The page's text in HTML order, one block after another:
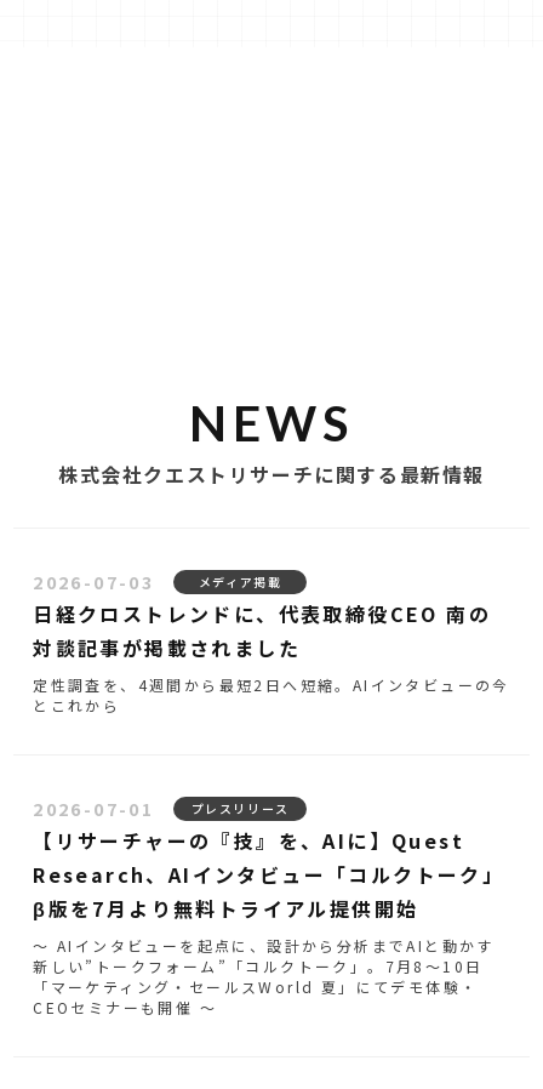
NEWS
株式会社クエストリサーチに関する最新情報
2026-07-03 メディア掲載
日経クロストレンドに、代表取締役CEO 南の
対談記事が掲載されました
定性調査を、4週間から最短2日へ短縮。AIインタビューの今
とこれから
2026-07-01 プレスリリース
【リサーチャーの『技』を、AIに】Quest
Research、AIインタビュー「コルクトーク」
β版を7月より無料トライアル提供開始
～ AIインタビューを起点に、設計から分析までAIと動かす
新しい”トークフォーム”「コルクトーク」。7月8〜10日
「マーケティング・セールスWorld 夏」にてデモ体験・
CEOセミナーも開催 ～